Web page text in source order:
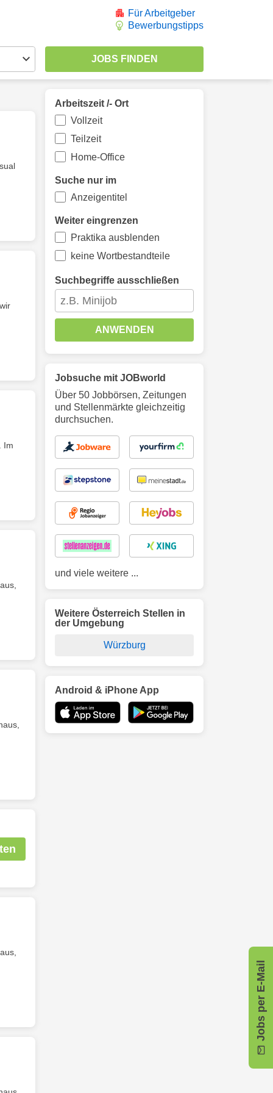
Für Arbeitgeber
Bewerbungstipps
Im
Jobs per E-Mail
Arbeitszeit /- Ort
Vollzeit
Teilzeit
Home-Office
Suche nur im
Anzeigentitel
Weiter eingrenzen
Praktika ausblenden
keine Wortbestandteile
Suchbegriffe ausschließen
ANWENDEN
Jobsuche mit JOBworld
Über 50 Jobbörsen, Zeitungen
und Stellenmärkte gleichzeitig
durchsuchen.
und viele weitere ...
Weitere Österreich Stellen in
der Umgebung
Würzburg
Android & iPhone App